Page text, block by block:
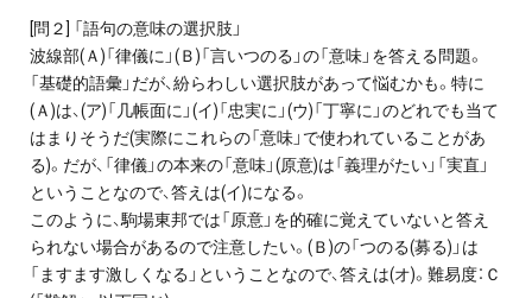
[問２] 「語句の意味の選択肢」
波線部(Ａ)「律儀に」(Ｂ)「言いつのる」の「意味」を答える問題。
「基礎的語彙」だが、紛らわしい選択肢があって悩むかも。特に
(Ａ)は、(ア)「几帳面に」(イ)「忠実に」(ウ)「丁寧に」のどれでも当て
はまりそうだ(実際にこれらの「意味」で使われていることがあ
る)。だが、「律儀」の本来の「意味」(原意)は「義理がたい」「実直」
ということなので、答えは(イ)になる。
このように、駒場東邦では「原意」を的確に覚えていないと答え
られない場合があるので注意したい。(Ｂ)の「つのる(募る)」は
「ますます激しくなる」ということなので、答えは(オ)。難易度：Ｃ